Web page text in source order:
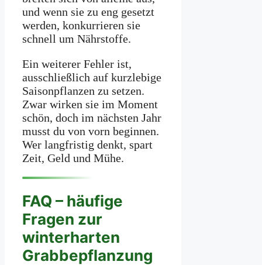
und wenn sie zu eng gesetzt
werden, konkurrieren sie
schnell um Nährstoffe.
Ein weiterer Fehler ist,
ausschließlich auf kurzlebige
Saisonpflanzen zu setzen.
Zwar wirken sie im Moment
schön, doch im nächsten Jahr
musst du von vorn beginnen.
Wer langfristig denkt, spart
Zeit, Geld und Mühe.
FAQ – häufige
Fragen zur
winterharten
Grabbepflanzung